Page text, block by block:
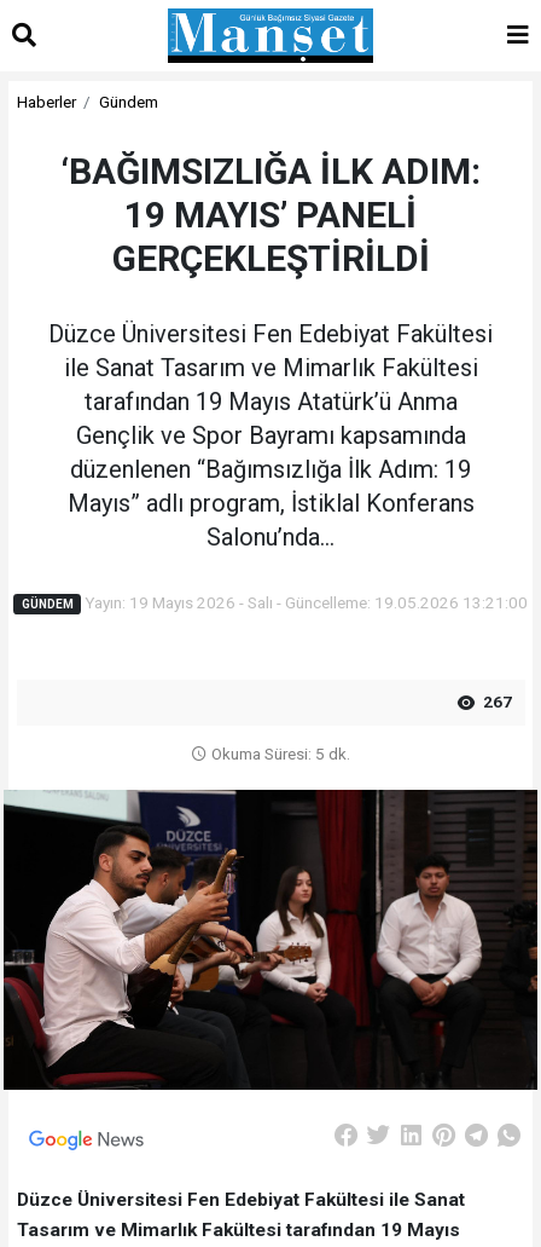
Haberler Gündem
‘BAĞIMSIZLIĞA İLK ADIM:
19 MAYIS’ PANELİ
GERÇEKLEŞTİRİLDİ
Düzce Üniversitesi Fen Edebiyat Fakültesi
ile Sanat Tasarım ve Mimarlık Fakültesi
tarafından 19 Mayıs Atatürk’ü Anma
Gençlik ve Spor Bayramı kapsamında
düzenlenen “Bağımsızlığa İlk Adım: 19
Mayıs” adlı program, İstiklal Konferans
Salonu’nda...
GÜNDEM Yayın: 19 Mayıs 2026 - Salı - Güncelleme: 19.05.2026 13:21:00
267
Okuma Süresi: 5 dk.
Düzce Üniversitesi Fen Edebiyat Fakültesi ile Sanat
Tasarım ve Mimarlık Fakültesi tarafından 19 Mayıs